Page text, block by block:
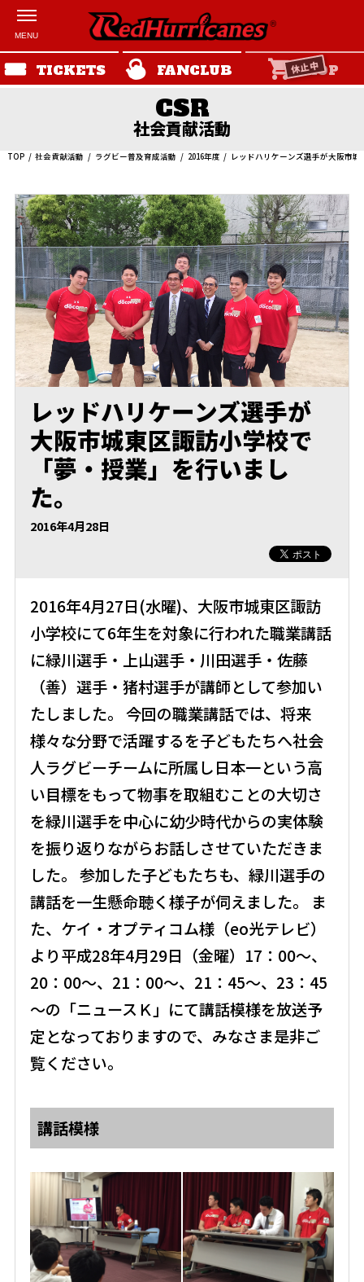
TICKETS FANCLUB SHOP
休止中
社会貢献活動
TOP 社会貢献活動 ラグビー普及育成活動 2016年度 レッドハリケーンズ選手が大阪市
レッドハリケーンズ選手が
大阪市城東区諏訪小学校で
「夢・授業」を行いまし
た。
2016年4月28日
2016年4月27日(水曜)、大阪市城東区諏訪
小学校にて6年生を対象に行われた職業講話
に緑川選手・上山選手・川田選手・佐藤
（善）選手・猪村選手が講師として参加い
たしました。 今回の職業講話では、将来
様々な分野で活躍するを子どもたちへ社会
人ラグビーチームに所属し日本一という高
い目標をもって物事を取組むことの大切さ
を緑川選手を中心に幼少時代からの実体験
を振り返りながらお話しさせていただきま
した。 参加した子どもたちも、緑川選手の
講話を一生懸命聴く様子が伺えました。 ま
た、ケイ・オプティコム様（eo光テレビ）
より平成28年4月29日（金曜）17：00～、
20：00～、21：00～、21：45～、23：45
～の「ニュースＫ」にて講話模様を放送予
定となっておりますので、みなさま是非ご
覧ください。
講話模様